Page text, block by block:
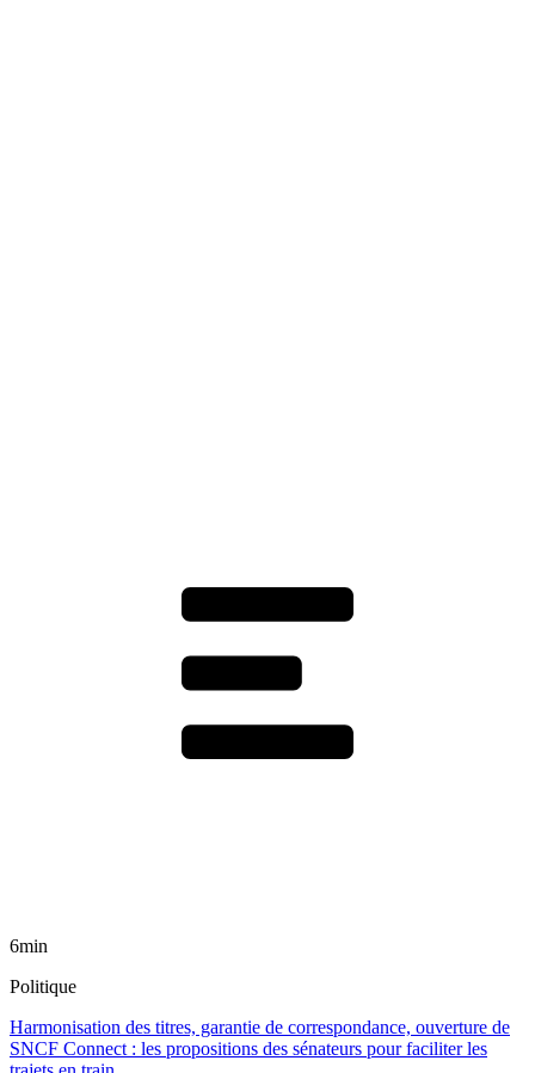
6min
Politique
Harmonisation des titres, garantie de correspondance, ouverture de
SNCF Connect : les propositions des sénateurs pour faciliter les